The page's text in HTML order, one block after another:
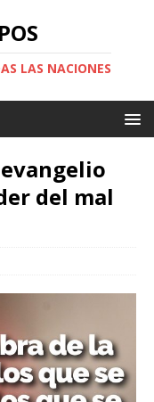
LAS NACIONES
del mal